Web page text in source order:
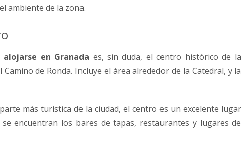
ambiente de la zona.
alojarse en Granada es, sin duda, el centro histórico de la
Camino de Ronda. Incluye el área alrededor de la Catedral, y la
más turística de la ciudad, el centro es un excelente lugar
encuentran los bares de tapas, restaurantes y lugares de